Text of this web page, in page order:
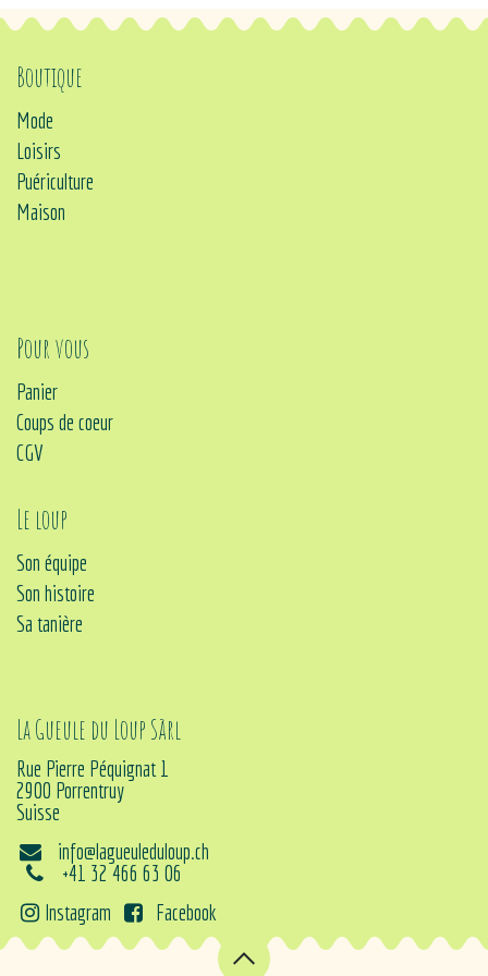
Boutique
Mode
Loisirs
Puériculture
Maison
Pour vous
Panier
Coups de coeur
CGV
Le loup
Son équipe
Son histoire
Sa tanière
La Gueule du Loup Sàrl
Rue Pierre Péquignat 1
2900 Porrentruy
Suisse
info@lagueuleduloup.ch
+41 32 466 63 06
Instagram
Facebook